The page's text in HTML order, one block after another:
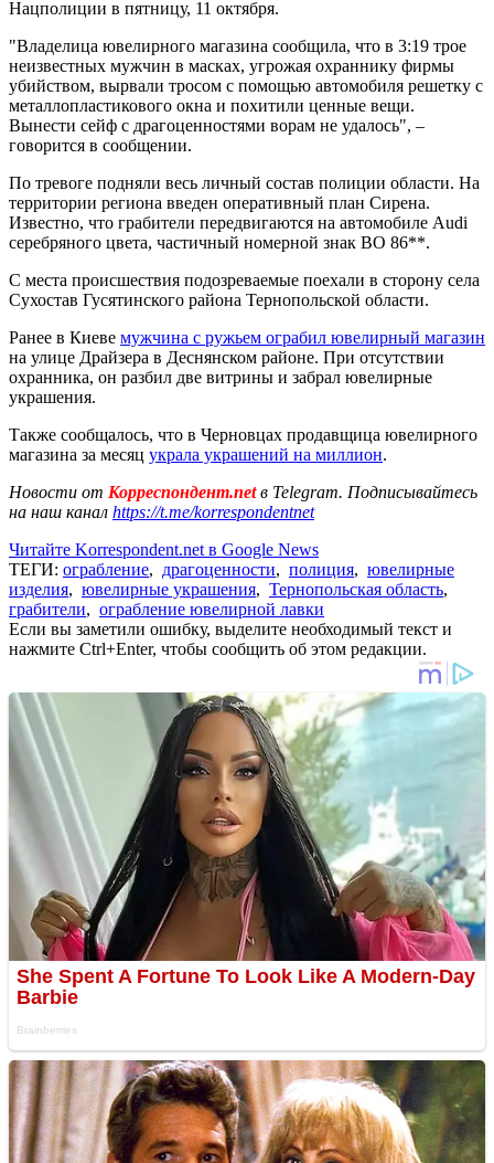
Нацполиции в пятницу, 11 октября.
"Владелица ювелирного магазина сообщила, что в 3:19 трое
неизвестных мужчин в масках, угрожая охраннику фирмы
убийством, вырвали тросом с помощью автомобиля решетку с
металлопластикового окна и похитили ценные вещи.
Вынести сейф с драгоценностями ворам не удалось", –
говорится в сообщении.
По тревоге подняли весь личный состав полиции области. На
территории региона введен оперативный план Сирена.
Известно, что грабители передвигаются на автомобиле Audi
серебряного цвета, частичный номерной знак ВО 86**.
С места происшествия подозреваемые поехали в сторону села
Сухостав Гусятинского района Тернопольской области.
Ранее в Киеве мужчина с ружьем ограбил ювелирный магазин
на улице Драйзера в Деснянском районе. При отсутствии
охранника, он разбил две витрины и забрал ювелирные
украшения.
Также сообщалось, что в Черновцах продавщица ювелирного
магазина за месяц украла украшений на миллион.
Новости от Корреспондент.netв Telegram. Подписывайтесь
на наш канал https://t.me/korrespondentnet
Читайте Korrespondent.net в Google News
ТЕГИ: ограбление, драгоценности, полиция, ювелирные
изделия, ювелирные украшения, Тернопольская область,
грабители, ограбление ювелирной лавки
Если вы заметили ошибку, выделите необходимый текст и
нажмите Ctrl+Enter, чтобы сообщить об этом редакции.